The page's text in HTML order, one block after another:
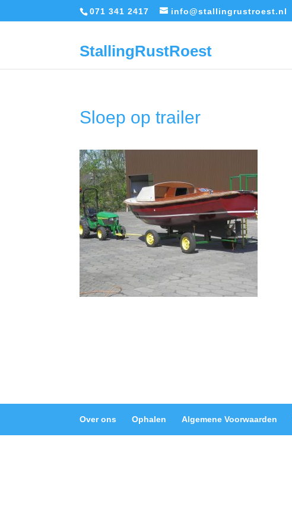
071 341 2417 info@stallingrustroest.nl
StallingRustRoest
Sloep op trailer
Over ons Ophalen Algemene Voorwaarden